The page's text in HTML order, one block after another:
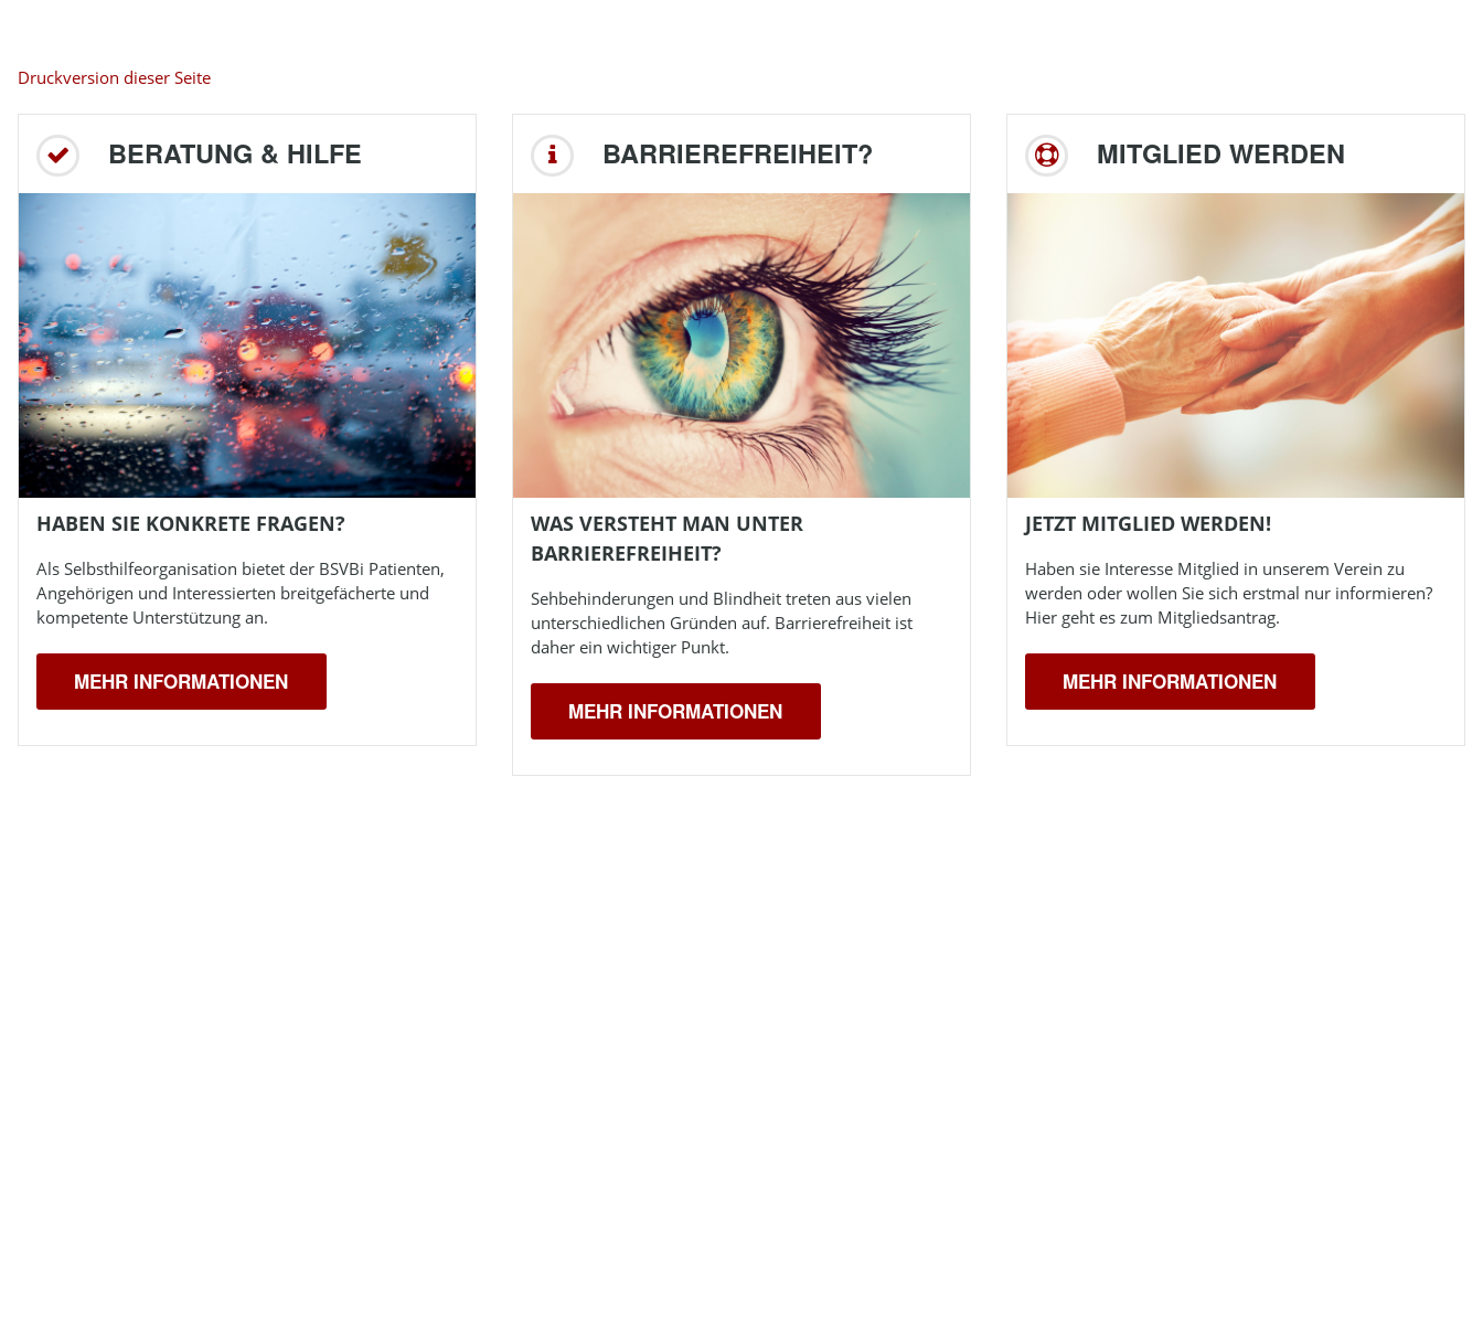
Druckversion dieser Seite
BERATUNG & HILFE
HABEN SIE KONKRETE FRAGEN?
Als Selbsthilfeorganisation bietet der BSVBi Patienten,
Angehörigen und Interessierten breitgefächerte und
kompetente Unterstützung an.
MEHR INFORMATIONEN
BARRIEREFREIHEIT?
WAS VERSTEHT MAN UNTER
BARRIEREFREIHEIT?
Sehbehinderungen und Blindheittreten aus vielen
unterschiedlichen Gründen auf. Barrierefreiheit ist
daher ein wichtiger Punkt.
MEHR INFORMATIONEN
MITGLIED WERDEN
JETZT MITGLIED WERDEN!
Haben sie Interesse Mitglied in unserem Verein zu
werden oder wollen Sie sich erstmal nur informieren?
Hier geht es zum Mitgliedsantrag.
MEHR INFORMATIONEN